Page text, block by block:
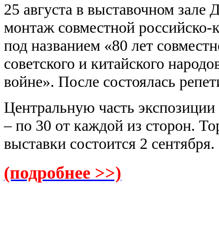
25 августа в выставочном
монтаж совместной российско-
под названием «80 лет
советского и китайского
войне». После состоялась
Центральную часть
– по 30 от каждой из сторон.
выставки состоится 2 сентября.
(подробнее >>)